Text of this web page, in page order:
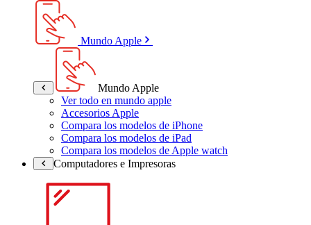
Mundo Apple
Mundo Apple
Ver todo en mundo apple
Accesorios Apple
Compara los modelos de iPhone
Compara los modelos de iPad
Compara los modelos de Apple watch
Computadores e Impresoras